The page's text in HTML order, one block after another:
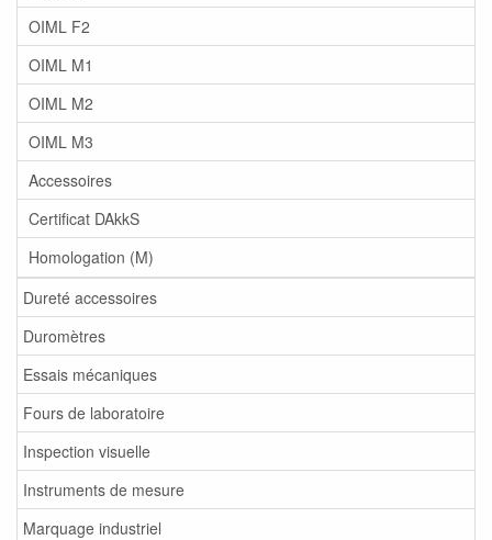
OIML F2
OIML M1
OIML M2
OIML M3
Accessoires
Certificat DAkkS
Homologation (M)
Dureté accessoires
Duromètres
Essais mécaniques
Fours de laboratoire
Inspection visuelle
Instruments de mesure
Marquage industriel